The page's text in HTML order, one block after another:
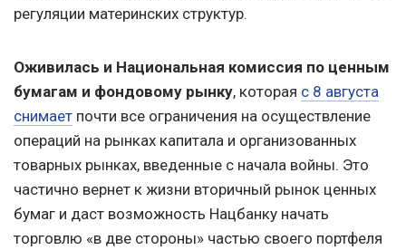
регуляции материнских структур.
Оживилась и Национальная комиссия по ценным
бумагам и фондовому рынку, которая с 8 августа
снимает почти все ограничения на осуществление
операций на рынках капитала и организованных
товарных рынках, введенные с начала войны. Это
частично вернет к жизни вторичный рынок ценных
бумаг и даст возможность Нацбанку начать
торговлю «в две стороны» частью своего портфеля